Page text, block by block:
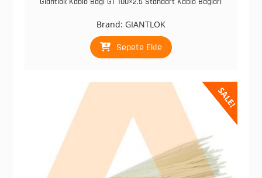
Brand: GIANTLOK
Sepete Ekle
SALE!